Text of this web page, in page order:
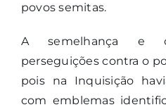
povos semitas.
A semelhança e
perseguições contra o
pois na Inquisição
com emblemas